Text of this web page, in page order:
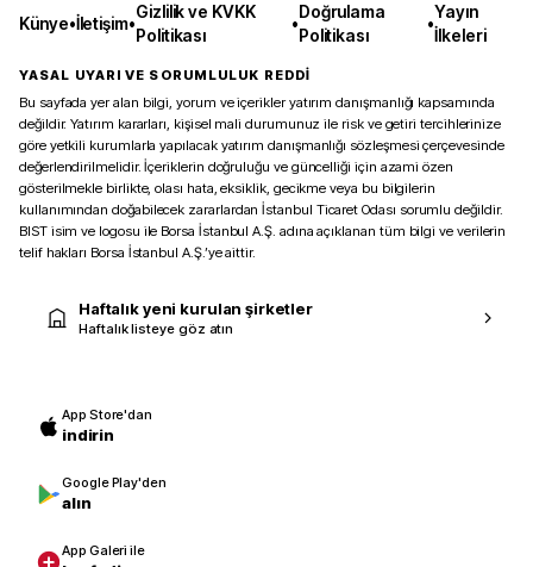
Künye•İletişim•
Gizlilik ve KVKK
Politikası
•
Doğrulama
Politikası
•
Yayın
İlkeleri
YASAL UYARI VE SORUMLULUK REDDİ
Bu sayfada yer alan bilgi, yorum ve içerikler yatırım danışmanlığı kapsamında
değildir. Yatırım kararları, kişisel mali durumunuz ile risk ve getiri tercihlerinize
göre yetkili kurumlarla yapılacak yatırım danışmanlığı sözleşmesi çerçevesinde
değerlendirilmelidir. İçeriklerin doğruluğu ve güncelliği için azami özen
gösterilmekle birlikte, olası hata, eksiklik, gecikme veya bu bilgilerin
kullanımından doğabilecek zararlardan İstanbul Ticaret Odası sorumlu değildir.
BIST isim ve logosu ile Borsa İstanbul A.Ş. adına açıklanan tüm bilgi ve verilerin
telif hakları Borsa İstanbul A.Ş.’ye aittir.
Haftalık yeni kurulan şirketler
Haftalık listeye göz atın
App Store'dan
indirin
Google Play'den
alın
App Galeri ile